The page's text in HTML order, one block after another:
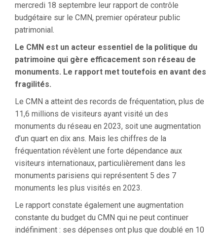
mercredi 18 septembre leur rapport de contrôle
budgétaire sur le CMN, premier opérateur public
patrimonial.
Le CMN est un acteur essentiel de la politique du
patrimoine qui gère efficacement son réseau de
monuments. Le rapport met toutefois en avant des
fragilités.
Le CMN a atteint des records de fréquentation, plus de
11,6 millions de visiteurs ayant visité un des
monuments du réseau en 2023, soit une augmentation
d’un quart en dix ans. Mais les chiffres de la
fréquentation révèlent une forte dépendance aux
visiteurs internationaux, particulièrement dans les
monuments parisiens qui représentent 5 des 7
monuments les plus visités en 2023.
Le rapport constate également une augmentation
constante du budget du CMN qui ne peut continuer
indéfiniment : ses dépenses ont plus que doublé en 10